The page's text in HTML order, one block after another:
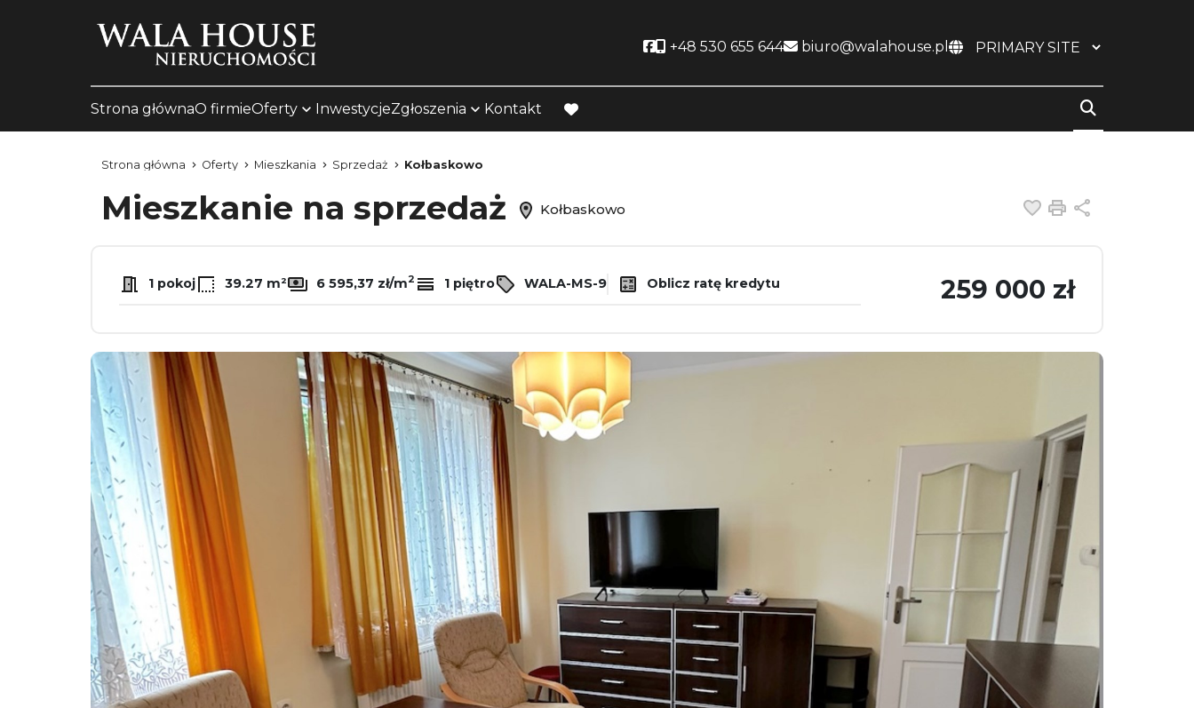
Social link
+48 530 655 644 biuro@walahouse.pl
Strona głównaO firmieOferty InwestycjeZgłoszenia Kontakt
favorite
Strona główna Oferty Mieszkania Sprzedaż Kołbaskowo
Mieszkanie na sprzedaż Kołbaskowo Dodaj do
Drukuj
1 pokoj 39.27 m² 6 595,37 zł/m2 1 piętro WALA-MS-9 Oblicz ratę kredytu 259 000 zł